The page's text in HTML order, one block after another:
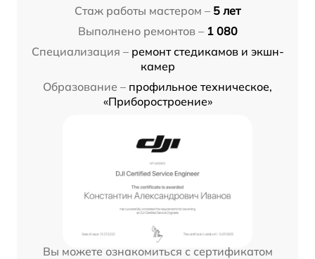
Стаж работы мастером – 5 лет
Выполнено ремонтов – 1 080
Специализация – ремонт стедикамов и экшн-
камер
Образование – профильное техническое,
«Приборостроение»
Вы можете ознакомиться с сертификатом